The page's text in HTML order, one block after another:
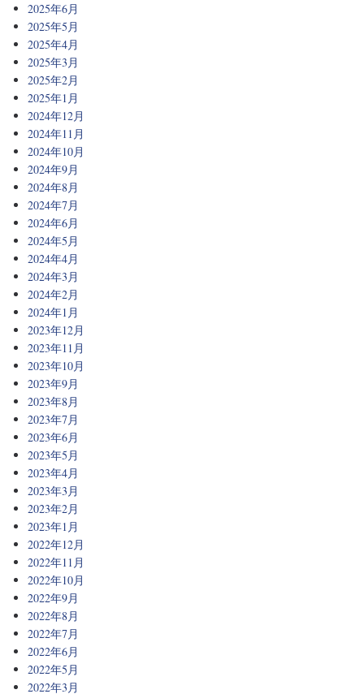
2025年6月
2025年5月
2025年4月
2025年3月
2025年2月
2025年1月
2024年12月
2024年11月
2024年10月
2024年9月
2024年8月
2024年7月
2024年6月
2024年5月
2024年4月
2024年3月
2024年2月
2024年1月
2023年12月
2023年11月
2023年10月
2023年9月
2023年8月
2023年7月
2023年6月
2023年5月
2023年4月
2023年3月
2023年2月
2023年1月
2022年12月
2022年11月
2022年10月
2022年9月
2022年8月
2022年7月
2022年6月
2022年5月
2022年3月